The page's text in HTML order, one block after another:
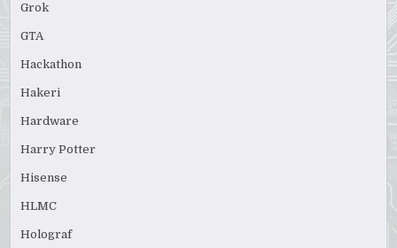
Grok
GTA
Hackathon
Hakeri
Hardware
Harry Potter
Hisense
HLMC
Holograf